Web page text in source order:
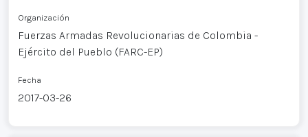
Organización
Fuerzas Armadas Revolucionarias de Colombia -
Ejército del Pueblo (FARC-EP)
Fecha
2017-03-26